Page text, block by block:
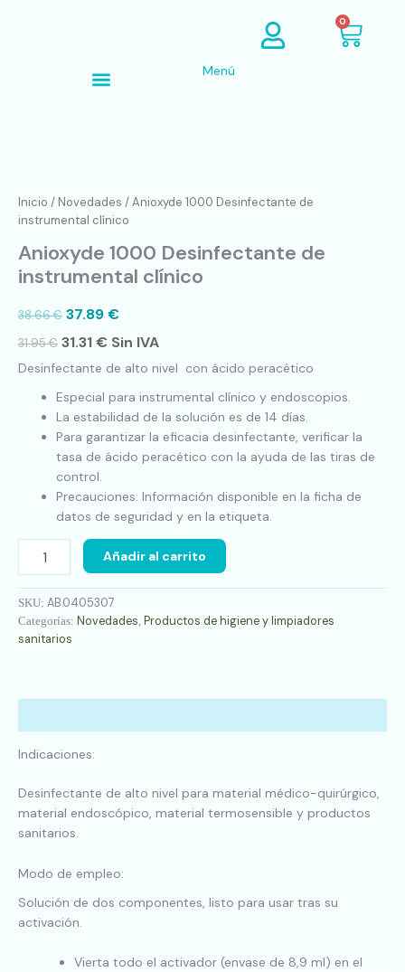
0
Cart
Menú
Inicio / Novedades / Anioxyde 1000 Desinfectante de
instrumental clínico
Anioxyde 1000 Desinfectante de
instrumental clínico
38.66€ 37.89€
31.95€ 31.31€ Sin IVA
Desinfectante de alto nivel con ácido peracético
Especial para instrumental clínico y endoscopios.
La estabilidad de la solución es de 14 días.
Para garantizar la eficacia desinfectante, verificar la
tasa de ácido peracético con la ayuda de las tiras de
control.
Precauciones: Información disponible en la ficha de
datos de seguridad y en la etiqueta.
de
instrumental
clínico
Añadir al carrito
SKU: AB.0405307
Categorías: Novedades, Productos de higiene y limpiadores
sanitarios
Indicaciones:
Desinfectante de alto nivel para material médico-quirúrgico,
material endoscópico, material termosensible y productos
sanitarios.
Modo de empleo:
Solución de dos componentes, listo para usar tras su
activación.
Vierta todo el activador (envase de 8,9 ml) en el